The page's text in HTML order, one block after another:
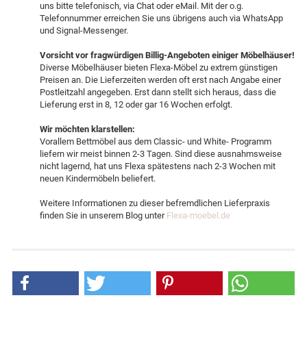
uns bitte telefonisch, via Chat oder eMail. Mit der o.g.
Telefonnummer erreichen Sie uns übrigens auch via WhatsApp
und Signal-Messenger.
Vorsicht vor fragwürdigen Billig-Angeboten einiger Möbelhäuser!
Diverse Möbelhäuser bieten Flexa-Möbel zu extrem günstigen
Preisen an. Die Lieferzeiten werden oft erst nach Angabe einer
Postleitzahl angegeben. Erst dann stellt sich heraus, dass die
Lieferung erst in 8, 12 oder gar 16 Wochen erfolgt.
Wir möchten klarstellen:
Vorallem Bettmöbel aus dem Classic- und White- Programm
liefern wir meist binnen 2-3 Tagen. Sind diese ausnahmsweise
nicht lagernd, hat uns Flexa spätestens nach 2-3 Wochen mit
neuen Kindermöbeln beliefert.
Weitere Informationen zu dieser befremdlichen Lieferpraxis
finden Sie in unserem Blog unter Flexa-moebel.de